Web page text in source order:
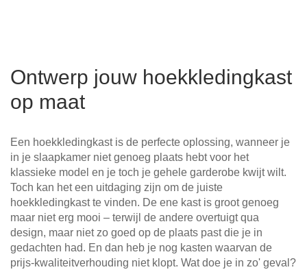
Ontwerp jouw hoekkledingkast
op maat
Een hoekkledingkast is de perfecte oplossing, wanneer je
in je slaapkamer niet genoeg plaats hebt voor het
klassieke model en je toch je gehele garderobe kwijt wilt.
Toch kan het een uitdaging zijn om de juiste
hoekkledingkast te vinden. De ene kast is groot genoeg
maar niet erg mooi – terwijl de andere overtuigt qua
design, maar niet zo goed op de plaats past die je in
gedachten had. En dan heb je nog kasten waarvan de
prijs-kwaliteitverhouding niet klopt. Wat doe je in zo' geval?